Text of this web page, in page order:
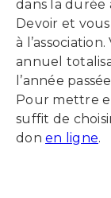
dans la durée
Devoir et
à
annuel
l’année
Pour mettre
suffit de
don en ligne.